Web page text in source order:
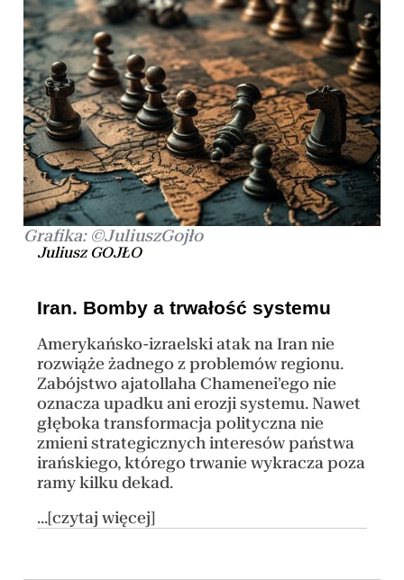
Grafika: ©JuliuszGojło
Juliusz GOJŁO
Iran. Bomby a trwałość systemu
Amerykańsko-izraelski atak na Iran nie
rozwiąże żadnego z problemów regionu.
Zabójstwo ajatollaha Chamenei’ego nie
oznacza upadku ani erozji systemu. Nawet
głęboka transformacja polityczna nie
zmieni strategicznych interesów państwa
irańskiego, którego trwanie wykracza poza
ramy kilku dekad.
...[czytaj więcej]